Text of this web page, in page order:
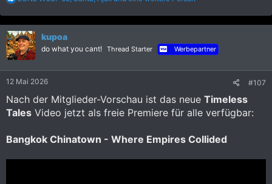
a
k
t
i
o
n
kupoa
do what you cant! Thread Starter Werbepartner
12 Mai 2026 #107
Nach der Mitglieder-Vorschau ist das neue Timeless
Tales Video jetzt als freie Premiere für alle verfügbar:
Bangkok Chinatown - Where Empires Collided